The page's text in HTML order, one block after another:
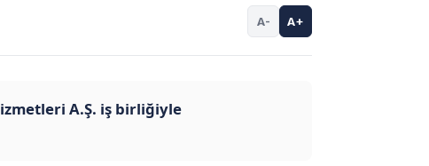
A- A+
A.Ş. iş birliğiyle